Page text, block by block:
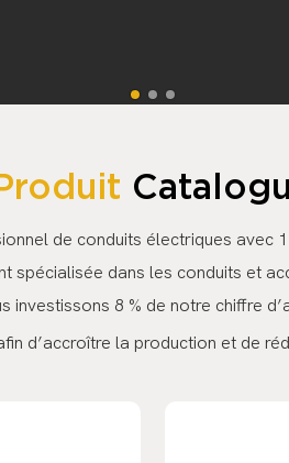
de conduits électriques avec
spécialisée dans les conduits et
8 % de notre chiffre
d’accroître la production et de